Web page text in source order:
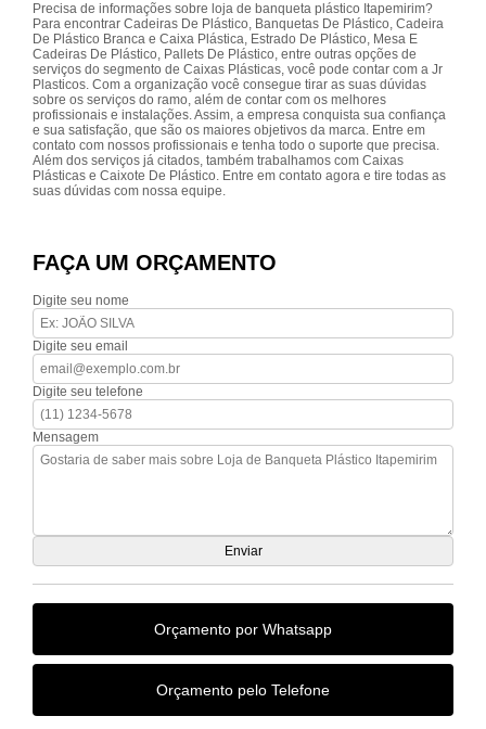
Precisa de informações sobre loja de banqueta plástico Itapemirim?
Para encontrar Cadeiras De Plástico, Banquetas De Plástico, Cadeira
De Plástico Branca e Caixa Plástica, Estrado De Plástico, Mesa E
Cadeiras De Plástico, Pallets De Plástico, entre outras opções de
serviços do segmento de Caixas Plásticas, você pode contar com a Jr
Plasticos. Com a organização você consegue tirar as suas dúvidas
sobre os serviços do ramo, além de contar com os melhores
profissionais e instalações. Assim, a empresa conquista sua confiança
e sua satisfação, que são os maiores objetivos da marca. Entre em
contato com nossos profissionais e tenha todo o suporte que precisa.
Além dos serviços já citados, também trabalhamos com Caixas
Plásticas e Caixote De Plástico. Entre em contato agora e tire todas as
suas dúvidas com nossa equipe.
FAÇA UM ORÇAMENTO
Digite seu nome
Digite seu email
Digite seu telefone
Mensagem
Orçamento por Whatsapp
Orçamento pelo Telefone